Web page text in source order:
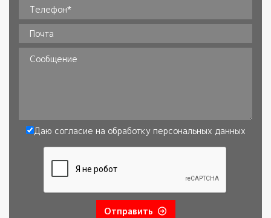
Телефон*
Почта
Сообщение
Даю согласие на обработку персональных данных
Отправить